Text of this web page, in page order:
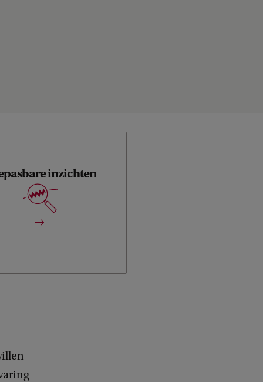
inzichten
waarderen de verdiepende
en de directe toepassing in de